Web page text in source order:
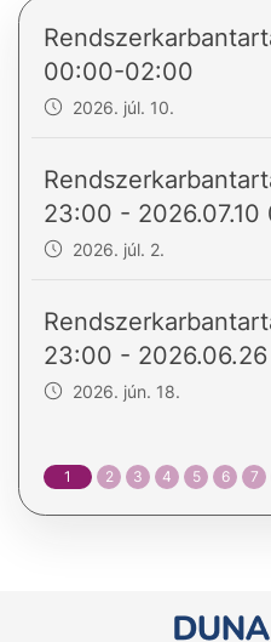
00:00-02:00
2026. júl. 10.
23:00 - 2026.07.10
2026. júl. 2.
23:00 -
2026. jún. 18.
1 2 3 4 5 6 7